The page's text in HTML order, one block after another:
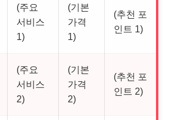
(주요
서비스
1)
(기본
가격
1)
(추천 포
인트 1)
(주요
서비스
2)
(기본
가격
2)
(추천 포
인트 2)